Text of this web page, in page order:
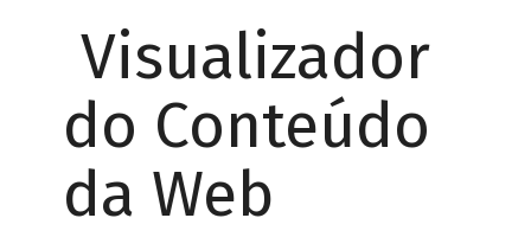
Visualizador
do Conteúdo
da Web